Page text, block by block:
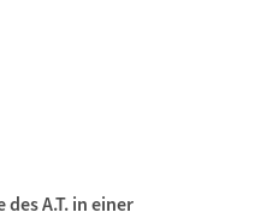
A.T. in einer